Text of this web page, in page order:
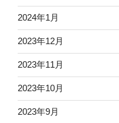
2024年1月
2023年12月
2023年11月
2023年10月
2023年9月